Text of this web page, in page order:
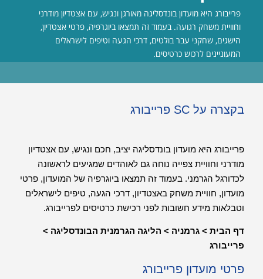
פרייבורג היא מועדון בונדסליגה מאורגן ונגיש, עם אצטדיון מודרני
וחוויית משחק רגועה. בעמוד זה תמצאו ביוגרפיה, פרטי אצטדיון,
הישגים, שחקני עבר בולטים, דרכי הגעה וטיפים לישראלים
המעוניינים לרכוש כרטיסים.
בקצרה על SC פרייבורג
פרייבורג היא מועדון בונדסליגה יציב, חכם ונגיש, עם אצטדיון
מודרני וחוויית צפייה נוחה גם לאוהדים שמגיעים לראשונה
לכדורגל הגרמני. בעמוד זה תמצאו ביוגרפיה של המועדון, פרטי
מועדון, חוויית משחק באצטדיון, דרכי הגעה, טיפים לישראלים
וטבלאות מידע חשובות לפני רכישת כרטיסים לפרייבורג.
דף הבית > גרמניה > הליגה הגרמנית הבונדסליגה >
פרייבורג
פרטי מועדון פרייבורג